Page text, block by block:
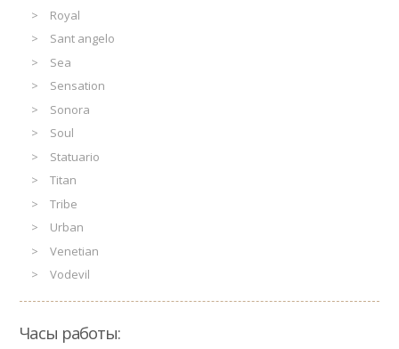
Royal
Sant angelo
Sea
Sensation
Sonora
Soul
Statuario
Titan
Tribe
Urban
Venetian
Vodevil
Часы работы: